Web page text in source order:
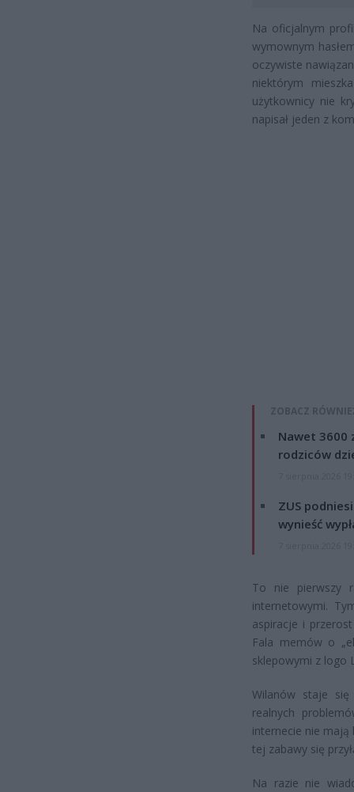
Na oficjalnym
wymownym
oczywiste
niektórym
użytkownicy nie
napisał jeden z
ZOBACZ
Nawet 3600
rodziców
ZUS
wynieść
To nie pierwszy
internetowymi.
aspiracje i
Fala memów o
sklepowymi z logo
Wilanów staje
realnych
internecie nie mają
tej zabawy się
Na razie nie